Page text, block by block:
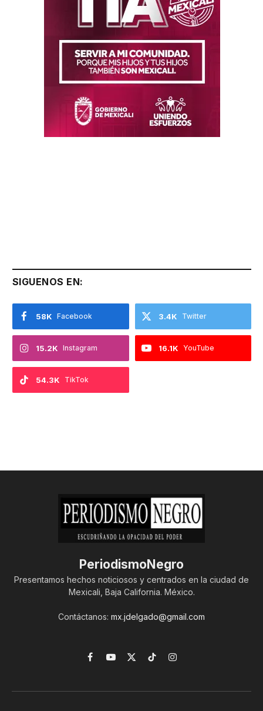
SIGUENOS EN:
Facebook
58K Twitter
3.4K
Instagram
15.2K YouTube
16.1K
TikTok
54.3K
PeriodismoNegro
Presentamos hechos noticiosos y centrados en la ciudad de
Mexicali, Baja California. México.
Contáctanos: mx.jdelgado@gmail.com
Facebook
YouTube
X
TikTokInstagram